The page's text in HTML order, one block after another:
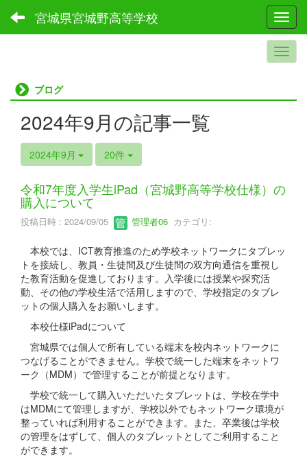
宮城県宮城野高等学校
ブログ
2024年9月の記事一覧
2024年9月 20件
令和7年度入学生iPad（宮城野高等学校仕様）の
購入について
投稿日時 : 2024/09/05 管理者06 カテゴリ:
本校では、ICT教育推進のため学校ネットワークにタブレッ
トを接続し、教員・生徒間及び生徒間の双方向通信を重視し
た教育活動を促進しております。入学後には授業や探究活
動、その他の学校生活で活用しますので、学校指定のタブレ
ットの個人購入をお願いします。
本校仕様iPadについて
宮城県では個人で所有している端末を校内ネットワークに
つなげることができません。学校で統一した端末をネットワ
ーク（MDM）で管理することが前提となります。
学校で統一して購入いただいたタブレットは、学校在学中
はMDMにて管理しますが、学校以外でもネットワーク環境が
整っていれば利用することができます。また、卒業後は学校
の管理をはずして、個人のタブレットとしてご利用すること
ができます。